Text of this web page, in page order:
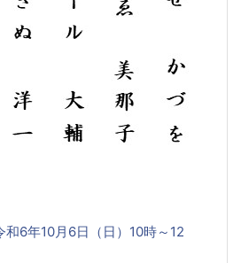
6年10月6日（日）10時～12